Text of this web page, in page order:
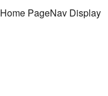
Home PageNav Display